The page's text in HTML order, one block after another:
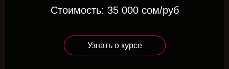
Стоимость: 35 000 сом/руб
Узнать о курсе